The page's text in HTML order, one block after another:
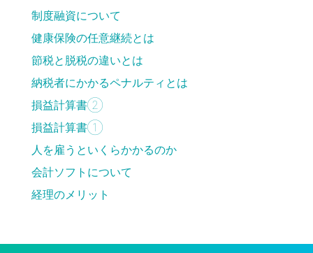
制度融資について
健康保険の任意継続とは
節税と脱税の違いとは
納税者にかかるペナルティとは
損益計算書②
損益計算書①
人を雇うといくらかかるのか
会計ソフトについて
経理のメリット